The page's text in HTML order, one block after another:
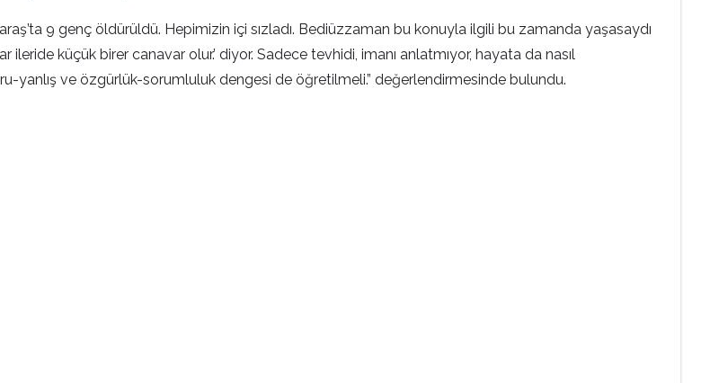
9 genç öldürüldü. Hepimizin içi sızladı. Bediüzzaman bu konuyla ilgili bu zamanda yaşasaydı
küçük birer canavar olur.’ diyor. Sadece tevhidi, imanı anlatmıyor, hayata da nasıl
yanlış ve özgürlük-sorumluluk dengesi de öğretilmeli.” değerlendirmesinde bulundu.